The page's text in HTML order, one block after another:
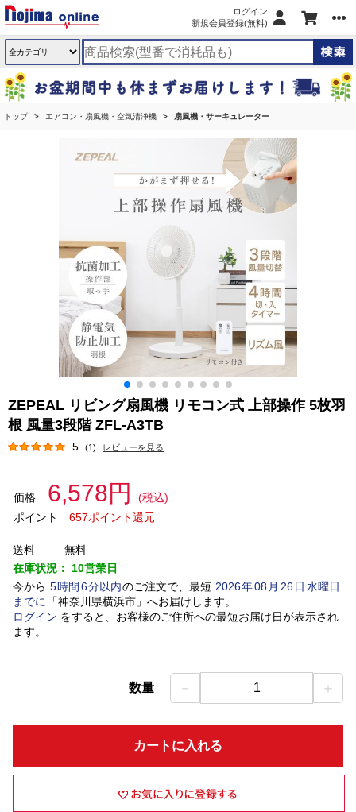
ログイン
新規会員登録(無料)
トップ エアコン・扇風機・空気清浄機 扇風機・サーキュレーター
ZEPEAL リビング扇風機 リモコン式 上部操作 5枚羽
根 風量3段階 ZFL-A3TB
5 (1) レビューを見る
価格 6,578円
(税込)
ポイント
657ポイント還元
送料
無料
在庫状況： 10営業日
今から 5時間 6分以内のご注文で、最短 2026年08 月 26日水曜日
までに
「神奈川県横浜市」 へお届けします。
ログイン をすると、お客様のご住所への最短お届け日が表示され
ます。
数量 － 1 ＋
カートに入れる